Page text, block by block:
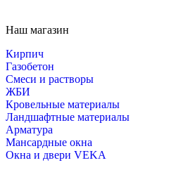
Наш магазин
Кирпич
Газобетон
Cмеси и растворы
ЖБИ
Кровельные материалы
Ландшафтные материалы
Арматура
Мансардные окна
Окна и двери VEKA